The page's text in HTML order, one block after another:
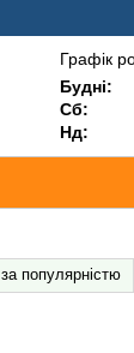
Графік
Будні:
Сб:
Нд:
за популярністю